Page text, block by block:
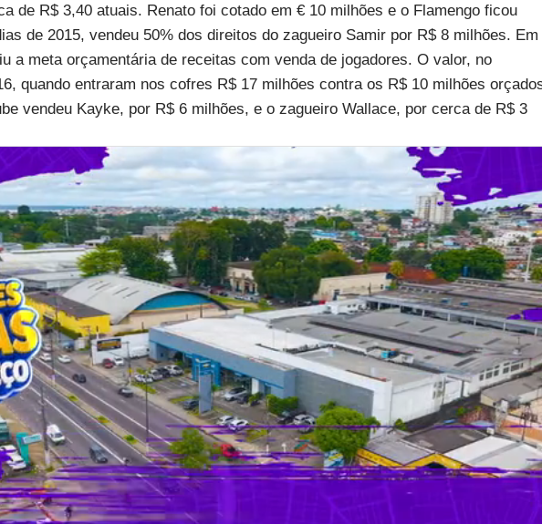
de R$ 3,40 atuais. Renato foi cotado em € 10 milhões e o Flamengo ficou
de 2015, vendeu 50% dos direitos do zagueiro Samir por R$ 8 milhões. Em
a meta orçamentária de receitas com venda de jogadores. O valor, no
quando entraram nos cofres R$ 17 milhões contra os R$ 10 milhões
vendeu Kayke, por R$ 6 milhões, e o zagueiro Wallace, por cerca de R$ 3